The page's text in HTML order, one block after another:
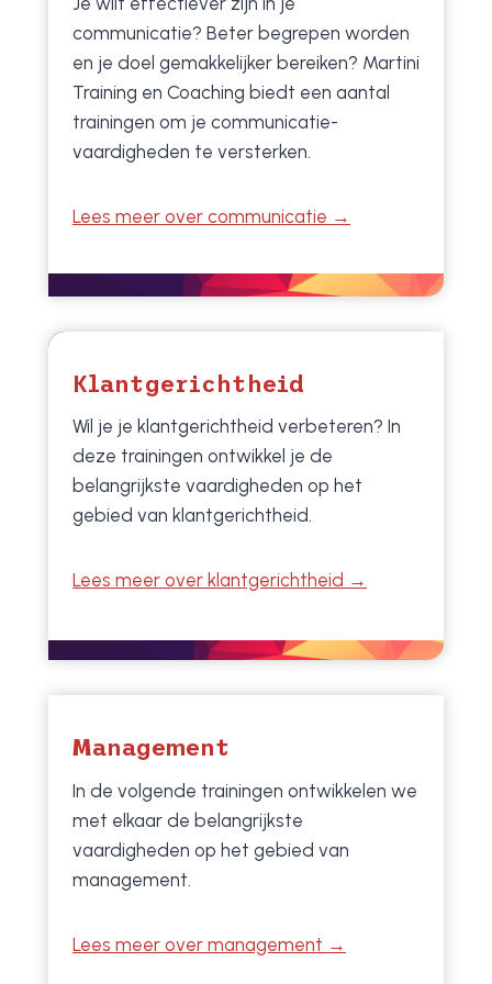
communicatie? Beter begrepen worden
en je doel gemakkelijker bereiken? Martini
Training en Coaching biedt een aantal
trainingen om je communicatie­
vaardigheden te versterken.
Lees meer over communicatie →
Klantgerichtheid
Wil je je klantgerichtheid verbeteren? In
deze trainingen ontwikkel je de
belangrijkste vaardigheden op het
gebied van klantgerichtheid.
Lees meer over klantgerichtheid →
Management
In de volgende trainingen ontwikkelen we
met elkaar de belangrijkste
vaardigheden op het gebied van
management.
Lees meer over management →